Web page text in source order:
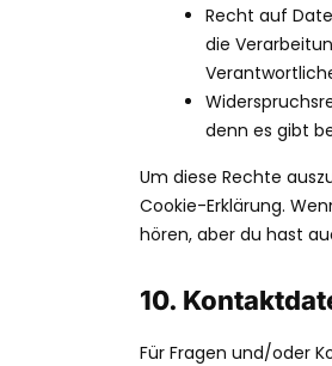
Recht auf
die
denn es gibt
Um diese Rechte
Cookie-Erklärung.
hören, aber du hast
10.
Für Fragen und/oder